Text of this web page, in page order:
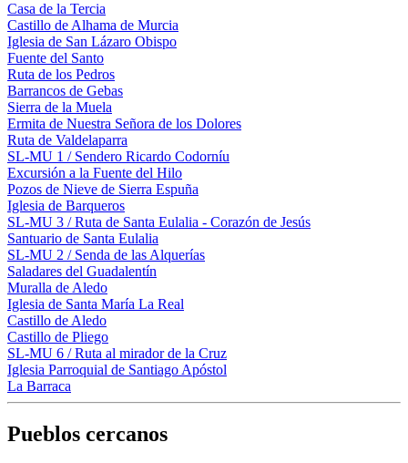
Casa de la Tercia
Castillo de Alhama de Murcia
Iglesia de San Lázaro Obispo
Fuente del Santo
Ruta de los Pedros
Barrancos de Gebas
Sierra de la Muela
Ermita de Nuestra Señora de los Dolores
Ruta de Valdelaparra
SL-MU 1 / Sendero Ricardo Codorníu
Excursión a la Fuente del Hilo
Pozos de Nieve de Sierra Espuña
Iglesia de Barqueros
SL-MU 3 / Ruta de Santa Eulalia - Corazón de Jesús
Santuario de Santa Eulalia
SL-MU 2 / Senda de las Alquerías
Saladares del Guadalentín
Muralla de Aledo
Iglesia de Santa María La Real
Castillo de Aledo
Castillo de Pliego
SL-MU 6 / Ruta al mirador de la Cruz
Iglesia Parroquial de Santiago Apóstol
La Barraca
Pueblos cercanos